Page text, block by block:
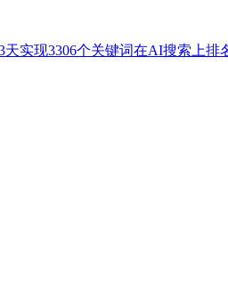
实现3306个关键词在AI搜索上排